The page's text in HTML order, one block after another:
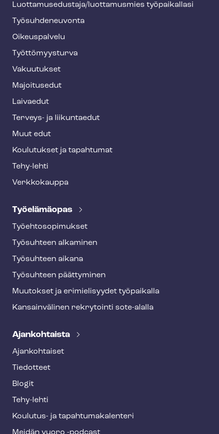
f
o
o
t
e
Luot­ta­muse­dus­ta­ja/luottamusmies työpaikallasi
Työ­suh­de­neu­von­ta
Oikeuspalvelu
Työt­tö­myys­tur­va
Vakuutukset
Majoitusedut
Laivaedut
Terveys- ja liikuntaedut
Muut edut
Koulutukset ja tapahtumat
Tehy-lehti
Verkkokauppa
Työelämäopas
Työ­eh­to­so­pi­muk­set
Työsuhteen alkaminen
Työsuhteen aikana
Työsuhteen päättyminen
Muutokset ja erimielisyydet työpaikalla
Kansainvälinen rekrytointi sote-alalla
Ajankohtaista
Ajankohtaiset
Tiedotteet
Blogit
Tehy-lehti
Koulutus- ja ta­pah­tu­ma­ka­len­te­ri